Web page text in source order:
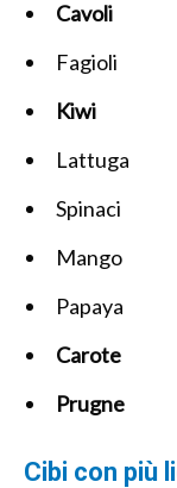
Cavoli
Fagioli
Kiwi
Lattuga
Spinaci
Mango
Papaya
Carote
Prugne
Cibi con più